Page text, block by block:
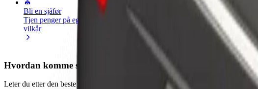
Bli en sjåfør
Tjen penger på egne
vilkår
Bli et leveringsbud
Lever mat og få betalt
Legg til en restaurant
Nå ut til flere kunder og
inntjeningen
Hvordan komme seg fra Budget til McKinsey & Company
Leter du etter den beste måten å reise fra Budget til McKinsey & Company?